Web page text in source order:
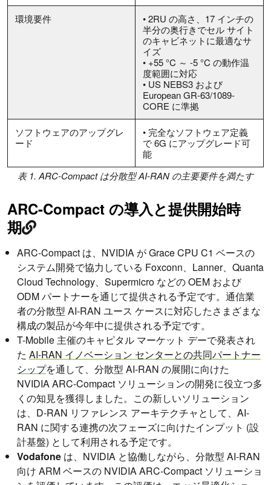
環境要件
• 2RU の高さ、17 インチの
半分の奥行きでセル サイト
のキャビネットに最適なサ
イズ
• +55 °C ～ -5 °C の動作温
度範囲に対応
• US NEBS3 および
European GR-63/1089-
CORE に準拠
ソフトウェアのアップグレ
ード
• 完全なソフトウェア定義
で 6G にアップグレード可
能
表 1. ARC-Compact は分散型 AI-RAN の主要要件を満たす
ARC-Compact の導入と提供開始時
期
ARC-Compact は、NVIDIA が Grace CPU C1 ベースの
システム開発で協力している Foxconn、Lanner、Quanta
Cloud Technology、Supermicro などの OEM および
ODM パートナーを通じて提供される予定です。通信業
者の分散型 AI-RAN ユース ケースに対応したさまざまな
構成の製品が今年中に提供される予定です。
T-Mobile 主催のキャピタル マーケット デーで発表され
た AI-RAN イノベーション センターとの共同パートナー
シップを通して、分散型 AI-RAN の展開に向けた
NVIDIA ARC-Compact ソリューションの開発に役立つ多
くの知見を獲得しました。この新しいソリューション
は、D-RAN リファレンス アーキテクチャとして、AI-
RAN に関する連携の次フェーズに向けたインプット (設
計基盤) として利用される予定です。
Vodafone は、NVIDIA と協働しながら、分散型 AI-RAN
向け ARM ベースの NVIDIA ARC-Compact ソリューショ